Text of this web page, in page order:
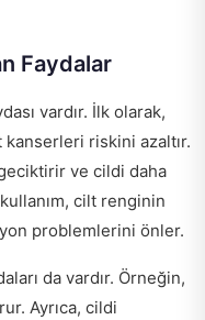
Faydalar
vardır. İlk olarak,
kanserleri riskini azaltır.
ve cildi daha
cilt renginin
problemlerini önler.
da vardır. Örneğin,
Ayrıca, cildi